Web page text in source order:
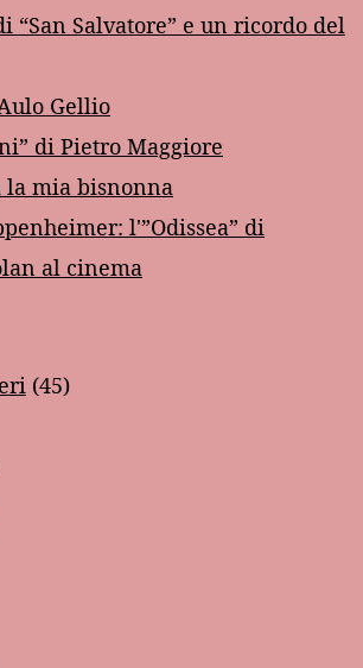
“San Salvatore” e un ricordo del
Gellio
di Pietro Maggiore
la mia bisnonna
l'”Odissea” di
al cinema
(45)